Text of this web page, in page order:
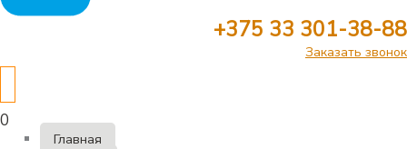
+375 33 301-38-88
Заказать звонок
0
Главная